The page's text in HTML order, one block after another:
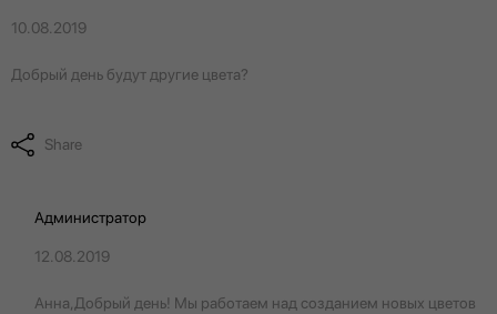
10.08.2019
Добрый день будут другие цвета?
Share
Администратор
12.08.2019
Анна,Добрый день! Мы работаем над созданием новых цветов